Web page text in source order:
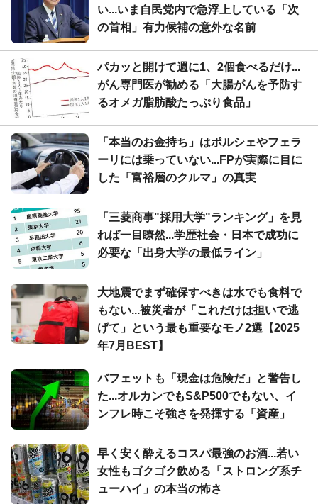
い...いま自民党内で急浮上している「次
の首相」有力候補の意外な名前
パカッと開けて週に1、2個食べるだけ...
がん専門医が勧める「大腸がんを予防す
るオメガ脂肪酸たっぷり食品」
「本当のお金持ち」はポルシェやフェラ
ーリには乗っていない...FPが実際に目に
した「富裕層のクルマ」の真実
「三菱商事"採用大学"ランキング」を見
れば一目瞭然...学歴社会・日本で成功に
必要な「出身大学の最低ライン」
大地震でまず確保すべきは水でも食料で
もない...被災者が「これだけは担いで逃
げて」という最も重要なモノ2選【2025
年7月BEST】
バフェットも「現金は危険だ」と警告し
た...オルカンでもS&P500でもない、イ
ンフレ時こそ強さを発揮する「資産」
早く安く酔えるコスパ最強のお酒...若い
女性もゴクゴク飲める「ストロング系チ
ューハイ」の本当の怖さ